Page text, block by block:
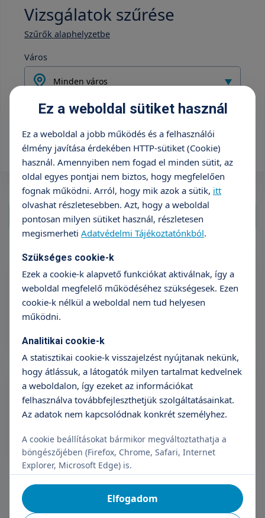
Vizsgálatok szűrése
Szűrők alaphelyzetbe
Város
Minden város
Intézmény
Minden intézmény
Gyermek-gasztroenterológiai szakorvosi
vizsgálat
39 990 Ft
Időpontfoglalás
Gyermek-gasztroenterológiai utánkövető
vizsgálat
32 990 Ft
Időpontfoglalás Részletek
Ez a weboldal sütiket használ
Ez a weboldal a jobb működés és a felhasználói
élmény javítása érdekében HTTP-sütiket (Cookie)
használ. Amennyiben nem fogad el minden sütit, az
oldal egyes pontjai nem biztos, hogy megfelelően
fognak működni. Arról, hogy mik azok a sütik, itt
olvashat részletesebben. Azt, hogy a weboldal
pontosan milyen sütiket használ, részletesen
megismerheti Adatvédelmi Tájékoztatónkból.
Szükséges cookie-k
Ezek a cookie-k alapvető funkciókat aktiválnak, így a
weboldal megfelelő működéséhez szükségesek. Ezen
cookie-k nélkül a weboldal nem tud helyesen
működni.
Analitikai cookie-k
A statisztikai cookie-k visszajelzést nyújtanak nekünk,
hogy átlássuk, a látogatók milyen tartalmat kedvelnek
a weboldalon, így ezeket az információkat
felhasználva továbbfejleszthetjük szolgáltatásainkat.
Az adatok nem kapcsolódnak konkrét személyhez.
A cookie beállításokat bármikor megváltoztathatja a
böngészőjében (Firefox, Chrome, Safari, Internet
Explorer, Microsoft Edge) is.
Elfogadom